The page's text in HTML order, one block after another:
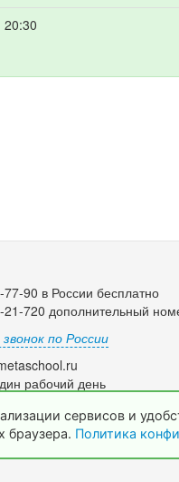
20:30
90 в России бесплатно
21-720 дополнительный
по России
рабочий день
2026 МетаШкола,
сервисов и
браузера. Политика